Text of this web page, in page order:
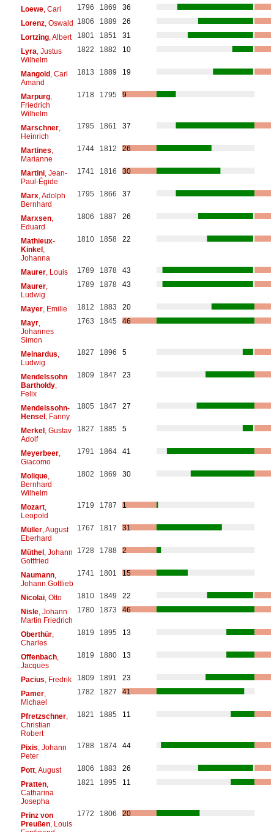
Loewe, Carl 1796 1869
36
Lorenz, Oswald 1806 1889
26
Lortzing, Albert 1801 1851
31
Lyra , Justus
Wilhelm
1822 1882 10
Mangold, Carl
Amand
1813 1889 19
Marpurg,
Friedrich
Wilhelm
1718 1795 9
Marschner,
Heinrich
1795 1861 37
Martines
Marianne
1744 1812 26
Martini, Jean-
Paul-Égide
1741 1816 30
Marx, Adolph
Bernhard
1795 1866 37
Marxsen,
Eduard
1806 1887 26
Mathieux-
Kinkel,
Johanna
1810 1858 22
Maurer, Louis 1789 1878
43
Maurer,
Ludwig
1789 1878 43
Mayer, Emilie 1812 1883
20
Mayr,
Johannes
Simon
1763 1845 46
Meinardus
Ludwig
1827 1896 5
Mendelssohn
Bartholdy,
Felix
1809 1847 23
Mendelssohn-
Hensel, Fanny
1805 1847 27
Merkel, Gustav
Adolf
1827 1885 5
Meyerbeer,
Giacomo
1791 1864 41
Molique,
Bernhard
Wilhelm
1802 1869 30
Mozart,
Leopold
1719 1787 1
Müller, August
Eberhard
1767 1817 31
Müthel, Johann
Gottfried
1728 1788 2
Naumann,
Johann Gottlieb
1741 1801 15
Nicolai, Otto 1810 1849
22
Nisle, Johann
Martin Friedrich
1780 1873 46
Oberthür,
Charles
1819 1895 13
Offenbach,
Jacques
1819 1880 13
Pacius , Fredrik 1809 1891
23
Pamer,
Michael
1782 1827 41
Pfretzschner,
Christian
Robert
1821 1885 11
Pixis , Johann
Peter
1788 1874 44
Pott, August 1806 1883
26
Pratten,
Catharina
Josepha
1821 1895 11
Prinz von
Preußen, Louis
1772 1806 20